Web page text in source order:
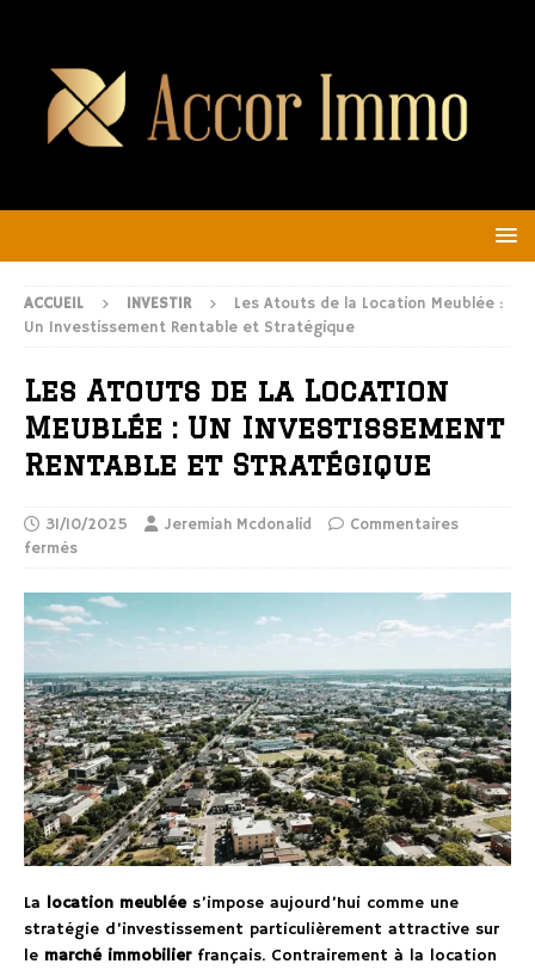
ACCUEIL INVESTIR
Les Atouts de la Location Meublée :
Un Investissement Rentable et Stratégique
Les Atouts de la Location
Meublée : Un Investissement
Rentable et Stratégique
31/10/2025 Jeremiah Mcdonalid
Commentaires
fermés
La location meublées’impose aujourd’hui comme une
stratégie d’investissement particulièrement attractive sur
le marché immobilierfrançais. Contrairement à la location